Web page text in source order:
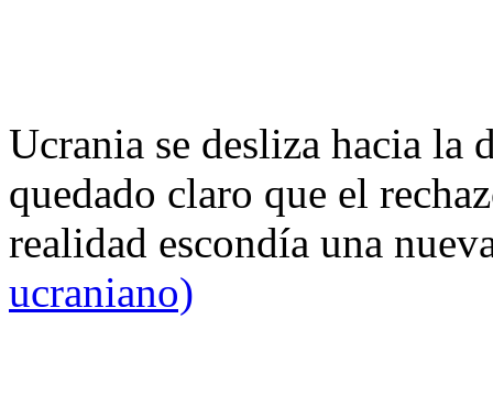
Ucrania se desliza hacia
quedado claro que el
realidad escondía una
ucraniano)